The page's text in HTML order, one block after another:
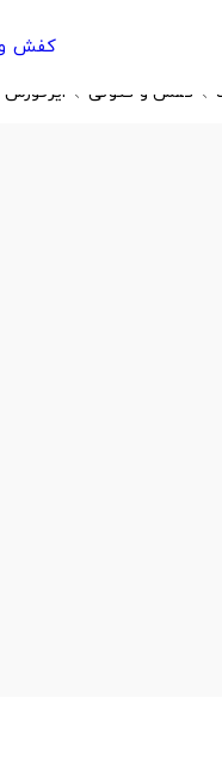
کفش و
کفش و کتونی ایرفورس